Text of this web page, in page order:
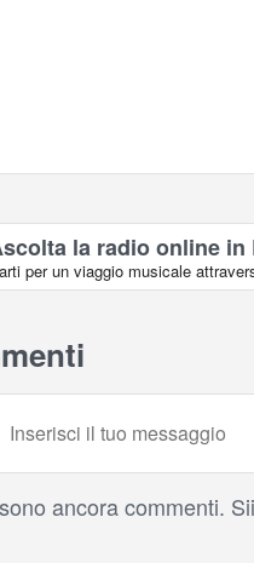
la radio online in
per un viaggio musicale
ancora commenti.